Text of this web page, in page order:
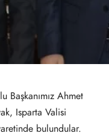
Başkanımız Ahmet
Isparta Valisi
bulundular.